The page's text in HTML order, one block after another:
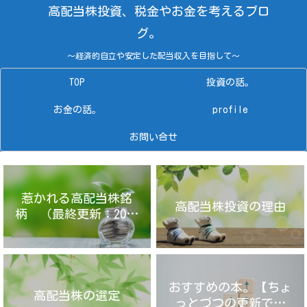
高配当株投資、税金やお金を考えるブロ
グ。
～経済的自立や安定した配当収入を目指して～
TOP 投資の話。
お金の話。 profile
お問い合せ
惹かれる高配当株銘
柄 （最終更新：2025
年4月14日）
高配当株投資の理由
高配当株の選定
おすすめの本。【ちょ
っとづつの更新です